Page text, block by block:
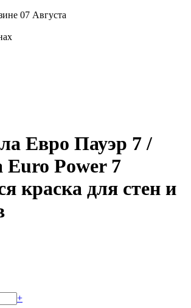
07 Августа
Евро Пауэр 7 /
Power 7
краска для стен и
+